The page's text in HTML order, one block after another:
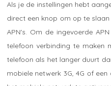
Als je de instellingen hebt
direct een knop om op te
APN's. Om de ingevoerde
telefoon verbinding te maken
telefoon als het langer duurt
mobiele netwerk 3G, 4G of